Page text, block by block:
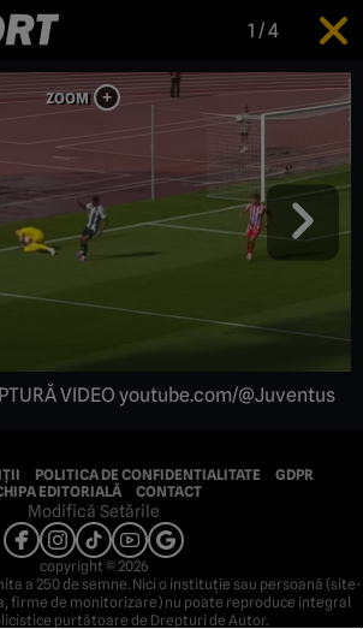
1 /4
VIDEO youtube.com/@Juventus
POLITICA DE CONFIDENTIALITATE
GDPR
EDITORIALĂ
CONTACT
Modifică Setările
copyright © 2026
a 250 de semne. Nici o instituţie sau persoană (site-
firme de monitorizare) nu poate reproduce integral
purtătoare de Drepturi de Autor.